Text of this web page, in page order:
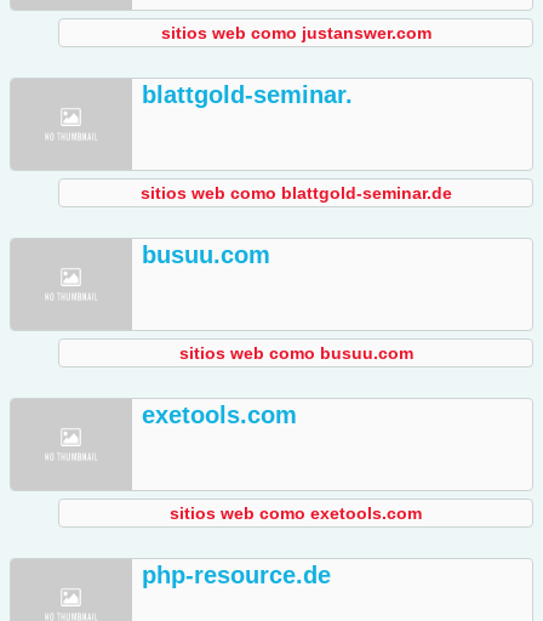
sitios web como justanswer.com
blattgold-seminar.
sitios web como blattgold-seminar.de
busuu.com
sitios web como busuu.com
exetools.com
sitios web como exetools.com
php-resource.de